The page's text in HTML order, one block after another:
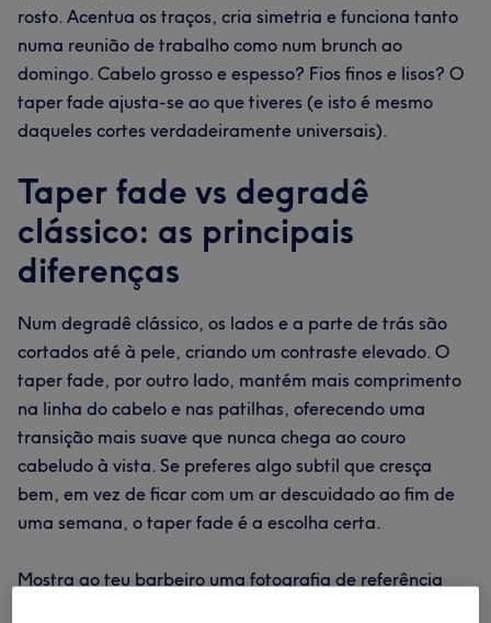
rosto. Acentua os traços, cria simetria e funciona tanto
numa reunião de trabalho como num brunch ao
domingo. Cabelo grosso e espesso? Fios finos e lisos? O
taper fade ajusta-se ao que tiveres (e isto é mesmo
daqueles cortes verdadeiramente universais).
Taper fade vs degradê
clássico: as principais
diferenças
Num degradê clássico, os lados e a parte de trás são
cortados até à pele, criando um contraste elevado. O
taper fade, por outro lado, mantém mais comprimento
na linha do cabelo e nas patilhas, oferecendo uma
transição mais suave que nunca chega ao couro
cabeludo à vista. Se preferes algo subtil que cresça
bem, em vez de ficar com um ar descuidado ao fim de
uma semana, o taper fade é a escolha certa.
Mostra ao teu barbeiro uma fotografia de referência